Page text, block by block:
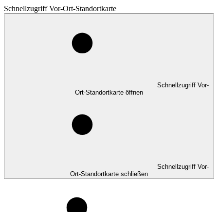
Schnellzugriff Vor-Ort-Standortkarte
Schnellzugriff Vor-
Ort-Standortkarte öffnen
Schnellzugriff Vor-
Ort-Standortkarte schließen